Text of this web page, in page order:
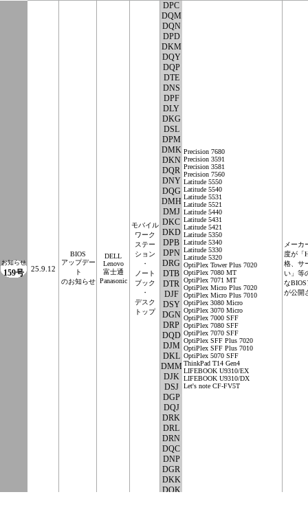
お知らせ
159号 25.9.12
BIOS
アップデー
ト
のお知らせ
DELL
Lenovo
富士通
Panasonic
モバイル
ワーク
ステー
ション
・
ノート
ブック
・
デスク
トップ
DPC
DQM
DQN
DPD
DKM
DQY
DQP
DTE
DNS
DPF
DLY
DKG
DSL
DPM
DMK
DKN
DQR
DNY
DQG
DMH
DMJ
DKC
DKD
DPB
DPN
DRG
DTB
DTR
DJF
DSY
DGN
DRP
DQD
DJM
DKL
DMM
DJK
DSJ
DGP
DQJ
DRK
DRL
DRN
DQC
DNP
DGR
DKK
DQK
Precision 7680
Precision 3591
Precision 3581
Precision 7560
Latitude 5550
Latitude 5540
Latitude 5531
Latitude 5521
Latitude 5440
Latitude 5431
Latitude 5421
Latitude 5350
Latitude 5340
Latitude 5330
Latitude 5320
OptiPlex Tower Plus 7020
OptiPlex 7080 MT
OptiPlex 7071 MT
OptiPlex Micro Plus 7020
OptiPlex Micro Plus 7010
OptiPlex 3080 Micro
OptiPlex 3070 Micro
OptiPlex 7000 SFF
OptiPlex 7080 SFF
OptiPlex 7070 SFF
OptiPlex SFF Plus 7020
OptiPlex SFF Plus 7010
OptiPlex 5070 SFF
ThinkPad T14 Gen4
LIFEBOOK U9310/EX
LIFEBOOK U9310/DX
Let's note CF-FV5T
メーカ
度が「
格、サ
い」等
な
が公開